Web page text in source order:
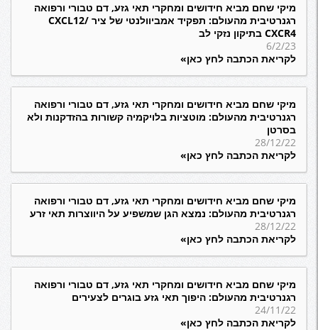
מיקי שחם מביא חידושים ומחקרי תאי גזע, דם טבורי ורפואה
רגנרטיבית מהעולם: תפקיד אמביוולנטי של ציר CXCL12/
CXCR4 בתיקון נזקי לב
6/2/23
לקריאת הכתבה לחץ כאן»
מיקי שחם מביא חידושים ומחקרי תאי גזע, דם טבורי ורפואה
רגנרטיבית מהעולם: מוטציות בלויקמיה קשורות בהזדקנות ולא
בסרטן
28/12/22
לקריאת הכתבה לחץ כאן»
מיקי שחם מביא חידושים ומחקרי תאי גזע, דם טבורי ורפואה
רגנרטיבית מהעולם: נמצא הגן שמשפיע על היווצרות תאי זרע
28/12/22
לקריאת הכתבה לחץ כאן»
מיקי שחם מביא חידושים ומחקרי תאי גזע, דם טבורי ורפואה
רגנרטיבית מהעולם: היפוך תאי גזע בוגרים לצעירים
24/11/22
לקריאת הכתבה לחץ כאן»